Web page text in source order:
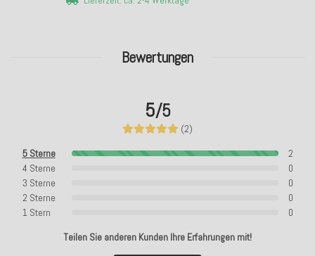
Bewertungen
5/5
(2)
5 Sterne
2
4 Sterne
0
3 Sterne
0
2 Sterne
0
1 Stern
0
Teilen Sie anderen Kunden Ihre Erfahrungen mit!